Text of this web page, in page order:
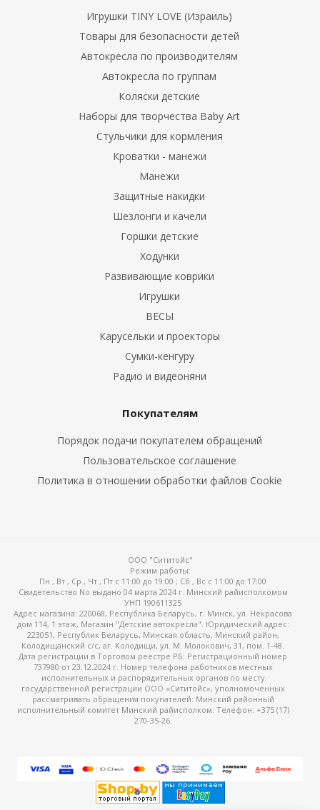
Игрушки TINY LOVE (Израиль)
Товары для безопасности детей
Автокресла по производителям
Автокресла по группам
Коляски детские
Наборы для творчества Baby Art
Cтульчики для кормления
Кроватки - манежи
Манежи
Защитные накидки
Шезлонги и качели
Горшки детские
Ходунки
Развивающие коврики
Игрушки
ВЕСЫ
Карусельки и проекторы
Сумки-кенгуру
Радио и видеоняни
Покупателям
Порядок подачи покупателем обращений
Пользовательское соглашение
Политика в отношении обработки файлов Cookie
ООО "Сититойс"
Режим работы:
Пн , Вт , Ср , Чт , Пт c 11:00 до 19:00 ; Сб , Вс c 11:00 до 17:00
Свидетельство No выдано 04 марта 2024 г. Минский райисполкомом
УНП 190611325
Адрес магазина: 220068, Республика Беларусь, г. Минск, ул. Некрасова
дом 114, 1 этаж, Магазин "Детские автокресла". Юридический адрес:
223051, Республик Беларусь, Минская область, Минский район,
Колодищанский с/с, аг. Колодищи, ул. М. Молокович, 31, пом. 1-48.
Дата регистрации в Торговом реестре РБ: Регистрационный номер
737980 от 23.12.2024 г. Номер телефона работников местных
исполнительных и распорядительных органов по месту
государственной регистрации ООО «Сититойс», уполномоченных
рассматривать обращения покупателей: Минский районный
исполнительный комитет Минский райисполком: Телефон: +375 (17)
270-35-26.